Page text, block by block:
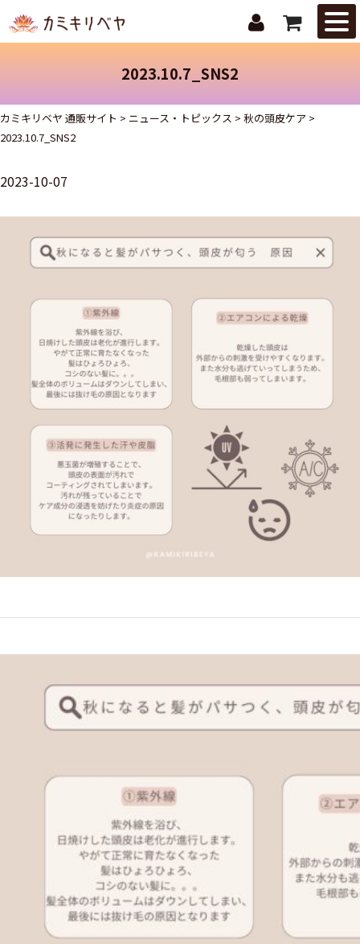
はじめての
トピックス
お問合せ
2023.10.7_SNS2
カミキリベヤ 通販サイト > ニュース・トピックス > 秋の頭皮ケア >
2023.10.7_SNS2
2023-10-07